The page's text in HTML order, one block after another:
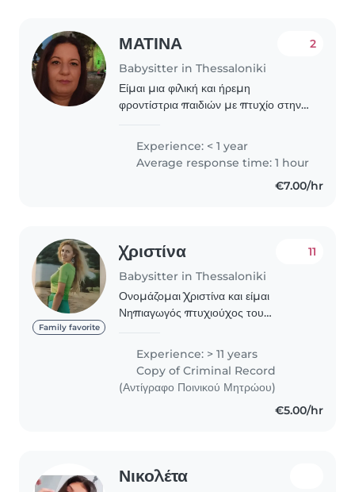
ΜΑΤΙΝΑ
Babysitter in Thessaloniki
2
Είμαι μια φιλική και ήρεμη
φροντίστρια παιδιών με πτυχίο στην
εμπειρία με παιδιά όλων των ηλικιών,
από βρέφη έως μαθητές. Μιλάω
Αγγλικά και Ελληνικά. Μου..
Experience: < 1 year
Average response time: 1 hour
€7.00/hr
Family favorite
Χριστίνα
Babysitter in Thessaloniki
11
Ονομάζομαι Χριστίνα και είμαι
Νηπιαγωγός πτυχιούχος του
Θεσσαλονκης και βρεφονηπιοκομος
απόφοιτος ΤΕΙ ..Πολυετή εμπειρία
στη φροντίδα και τη δημιουργική..
Experience: > 11 years
Copy of Criminal Record
(Αντίγραφο Ποινικού Μητρώου)
€5.00/hr
Νικολέτα